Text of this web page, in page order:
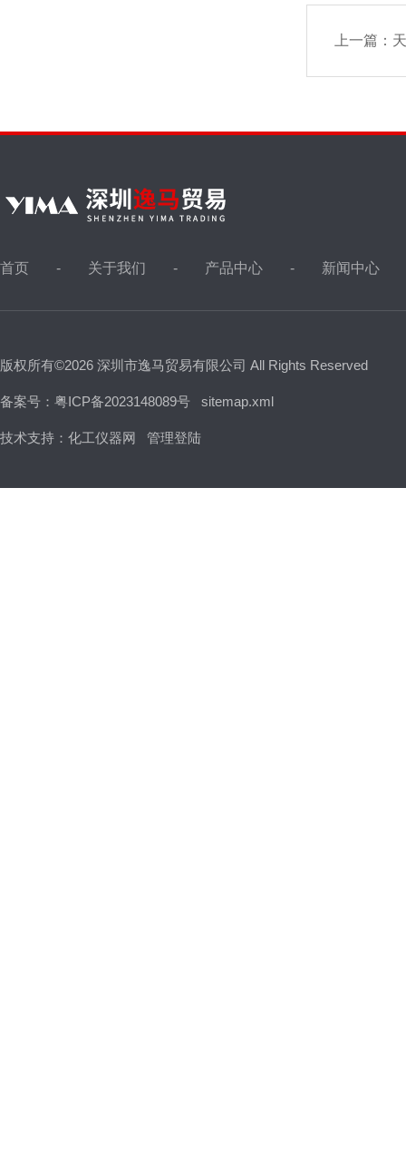
上一篇：
首页 关于我们 产品中心 新闻中心
版权所有©2026 深圳市逸马贸易有限公司 All Rights Reserved
备案号：粤ICP备2023148089号 sitemap.xml
技术支持： 化工仪器网 管理登陆